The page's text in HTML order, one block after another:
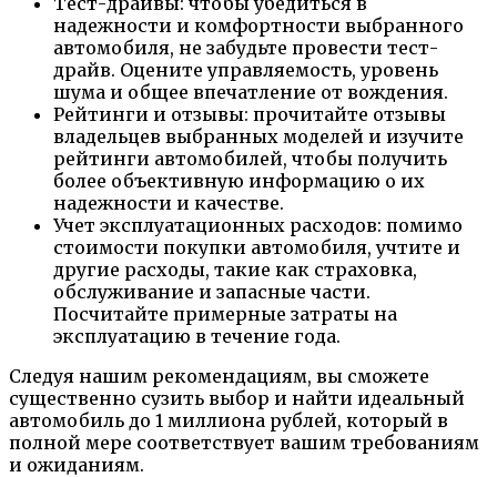
надежности и комфортности выбранного
автомобиля, не забудьте провести тест-
драйв. Оцените управляемость, уровень
шума и общее впечатление от вождения.
Рейтинги и отзывы: прочитайте отзывы
владельцев выбранных моделей и изучите
рейтинги автомобилей, чтобы получить
более объективную информацию о их
надежности и качестве.
Учет эксплуатационных расходов: помимо
стоимости покупки автомобиля, учтите и
другие расходы, такие как страховка,
обслуживание и запасные части.
Посчитайте примерные затраты на
эксплуатацию в течение года.
Следуя нашим рекомендациям, вы сможете
существенно сузить выбор и найти идеальный
автомобиль до 1 миллиона рублей, который в
полной мере соответствует вашим требованиям
и ожиданиям.